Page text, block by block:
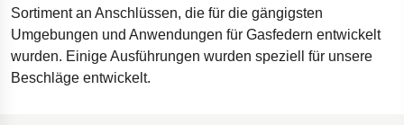
Sortiment an Anschlüssen, die für die gängigsten
Umgebungen und Anwendungen für Gasfedern entwickelt
wurden. Einige Ausführungen wurden speziell für unsere
Beschläge entwickelt.